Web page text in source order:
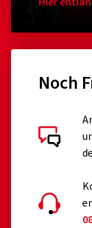
Noch